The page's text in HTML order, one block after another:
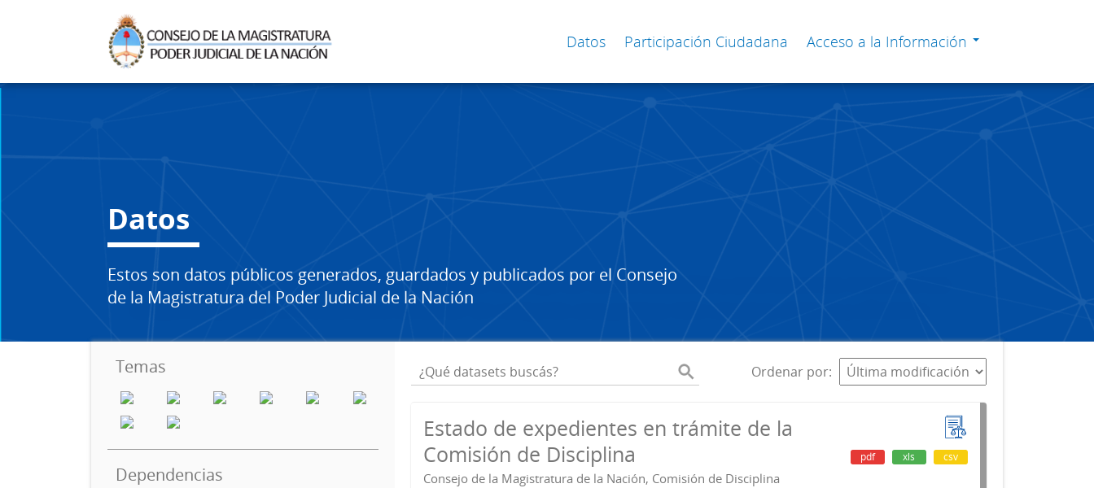
Datos Participación Ciudadana Acceso a la Información
Datos
Estos son datos públicos generados, guardados y publicados por el Consejo
de la Magistratura del Poder Judicial de la Nación
Temas
Dependencias
Ordenar por
Estado de expedientes en trámite de la
Comisión de Disciplina
Consejo de la Magistratura de la Nación, Comisión de Disciplina
pdf xls csv